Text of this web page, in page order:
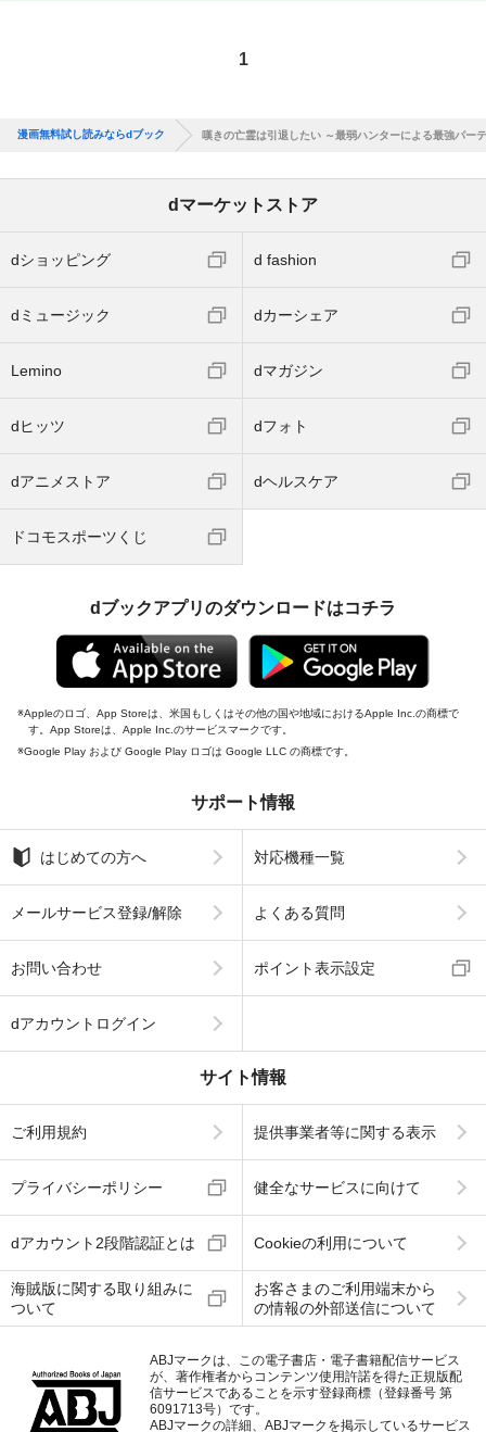
1
漫画無料試し読みならdブック 嘆きの亡霊は引退したい ～最弱ハンターによる最強パー
dマーケットストア
dショッピング d fashion
dミュージック dカーシェア
Lemino dマガジン
dヒッツ dフォト
dアニメストア dヘルスケア
ドコモスポーツくじ
dブックアプリのダウンロードはコチラ
Appleのロゴ、App Storeは、米国もしくはその他の国や地域におけるApple Inc.の商標で
す。App Storeは、Apple Inc.のサービスマークです。
Google Play および Google Play ロゴは Google LLC の商標です。
サポート情報
はじめての方へ 対応機種一覧
メールサービス登録/解除 よくある質問
お問い合わせ ポイント表示設定
dアカウントログイン
サイト情報
ご利用規約 提供事業者等に関する表示
プライバシーポリシー 健全なサービスに向けて
dアカウント2段階認証とは Cookieの利用について
海賊版に関する取り組みに
ついて
お客さまのご利用端末から
の情報の外部送信について
ABJマークは、この電子書店・電子書籍配信サービス
が、著作権者からコンテンツ使用許諾を得た正規版配
信サービスであることを示す登録商標（登録番号 第
6091713号）です。
ABJマークの詳細、ABJマークを掲示しているサービス